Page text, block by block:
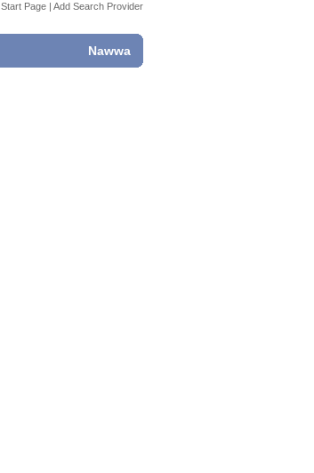
Start Page | Add Search Provider
Nawwa